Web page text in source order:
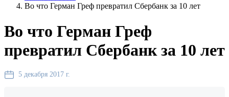
Во что Герман Греф превратил Сбербанк за 10 лет
Во что Герман Греф
превратил Сбербанк за 10 лет
5 декабря 2017 г.